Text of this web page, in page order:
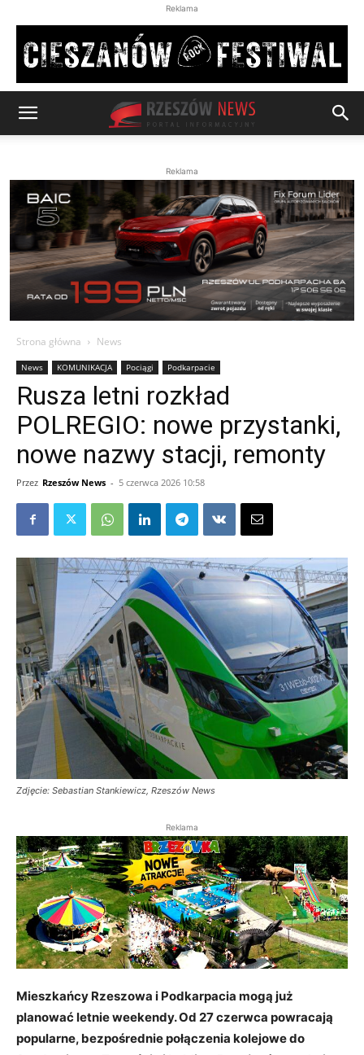
Reklama
Reklama
Strona główna News
News KOMUNIKACJA Pociągi Podkarpacie
Rusza letni rozkład
POLREGIO: nowe przystanki,
nowe nazwy stacji, remonty
Przez Rzeszów News - 5 czerwca 2026 10:58
Zdjęcie: Sebastian Stankiewicz, Rzeszów News
Reklama
Mieszkańcy Rzeszowa i Podkarpacia mogą już
planować letnie weekendy. Od 27 czerwca powracają
popularne, bezpośrednie połączenia kolejowe do